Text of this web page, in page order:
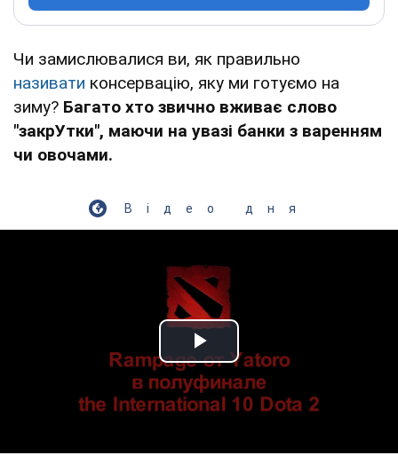
Чи замислювалися ви, як правильно
називати консервацію, яку ми готуємо на
зиму? Багато хто звично вживає слово
"закрУтки", маючи на увазі банки з варенням
чи овочами.
Відео дня
Play Video